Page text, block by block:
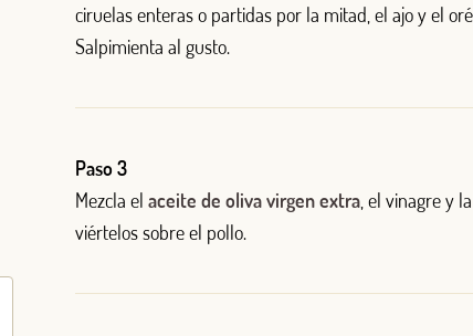
ciruelas enteras o partidas por la mitad, el ajo y el
Salpimienta al gusto.
Paso 3
Mezcla el aceite de oliva virgen extra , el vinagre y
viértelos sobre el pollo.
Log in with Google
OR WITH YOUR EMAIL ADDRESS